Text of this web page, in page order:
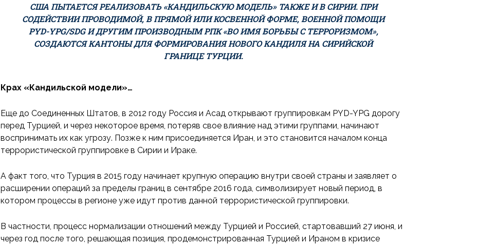
США ПЫТАЕТСЯ РЕАЛИЗОВАТЬ «КАНДИЛЬСКУЮ МОДЕЛЬ» ТАКЖЕ И В СИРИИ. ПРИ
СОДЕЙСТВИИ ПРОВОДИМОЙ, В ПРЯМОЙ ИЛИ КОСВЕННОЙ ФОРМЕ, ВОЕННОЙ ПОМОЩИ
PYD-YPG/SDG И ДРУГИМ ПРОИЗВОДНЫМ РПК «ВО ИМЯ БОРЬБЫ С ТЕРРОРИЗМОМ»,
СОЗДАЮТСЯ КАНТОНЫ ДЛЯ ФОРМИРОВАНИЯ НОВОГО КАНДИЛЯ НА СИРИЙСКОЙ
ГРАНИЦЕ ТУРЦИИ.
Крах «Кандильской модели»…
Еще до Соединенных Штатов, в 2012 году Россия и Асад открывают группировкам PYD-YPG дорогу
перед Турцией, и через некоторое время, потеряв свое влияние над этими группами, начинают
воспринимать их как угрозу. Позже к ним присоединяется Иран, и это становится началом конца
террористической группировке в Сирии и Ираке.
А факт того, что Турция в 2015 году начинает крупную операцию внутри своей страны и заявляет о
расширении операций за пределы границ в сентябре 2016 года, символизирует новый период, в
котором процессы в регионе уже идут против данной террористической группировки.
В частности, процесс нормализации отношений между Турцией и Россией, стартовавший 27 июня, и
через год после того, решающая позиция, продемонстрированная Турцией и Ираном в кризисе